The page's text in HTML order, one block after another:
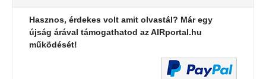
Hasznos, érdekes volt amit olvastál? Már egy
újság árával támogathatod az AIRportal.hu
működését!